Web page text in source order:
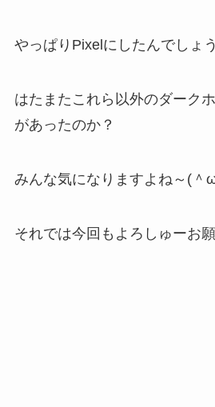
やっぱりPixelにしたんでしょ
はたまたこれら以外のダーク
があったのか？
みんな気になりますよね～(
それでは今回もよろしゅーお願